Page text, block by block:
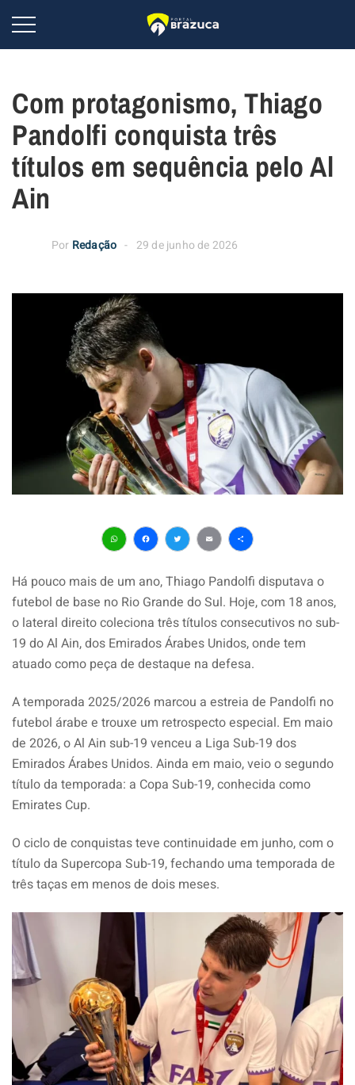
Com protagonismo, Thiago
Pandolfi conquista três
títulos em sequência pelo Al
Ain
Por Redação 29 de junho de 2026
WhatsApp
Facebook
Twitter
EmailShare
Há pouco mais de um ano, Thiago Pandolfi disputava o
futebol de base no Rio Grande do Sul. Hoje, com 18 anos,
o lateral direito coleciona três títulos consecutivos no sub-
19 do Al Ain, dos Emirados Árabes Unidos, onde tem
atuado como peça de destaque na defesa.
A temporada 2025/2026 marcou a estreia de Pandolfi no
futebol árabe e trouxe um retrospecto especial. Em maio
de 2026, o Al Ain sub-19 venceu a Liga Sub-19 dos
Emirados Árabes Unidos. Ainda em maio, veio o segundo
título da temporada: a Copa Sub-19, conhecida como
Emirates Cup.
O ciclo de conquistas teve continuidade em junho, com o
título da Supercopa Sub-19, fechando uma temporada de
três taças em menos de dois meses.